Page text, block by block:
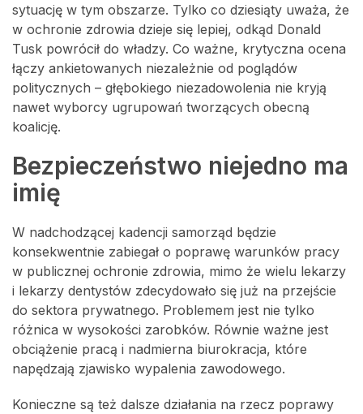
sytuację w tym obszarze. Tylko co dziesiąty uważa, że
w ochronie zdrowia dzieje się lepiej, odkąd Donald
Tusk powrócił do władzy. Co ważne, krytyczna ocena
łączy ankietowanych niezależnie od poglądów
politycznych – głębokiego niezadowolenia nie kryją
nawet wyborcy ugrupowań tworzących obecną
koalicję.
Bezpieczeństwo niejedno ma
imię
W nadchodzącej kadencji samorząd będzie
konsekwentnie zabiegał o poprawę warunków pracy
w publicznej ochronie zdrowia, mimo że wielu lekarzy
i lekarzy dentystów zdecydowało się już na przejście
do sektora prywatnego. Problemem jest nie tylko
różnica w wysokości zarobków. Równie ważne jest
obciążenie pracą i nadmierna biurokracja, które
napędzają zjawisko wypalenia zawodowego.
Konieczne są też dalsze działania na rzecz poprawy